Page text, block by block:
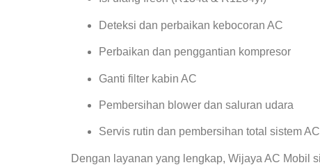
Deteksi dan perbaikan kebocoran AC
Perbaikan dan penggantian kompresor
Ganti filter kabin AC
Pembersihan blower dan saluran udara
Servis rutin dan pembersihan total sistem AC
Dengan layanan yang lengkap, Wijaya AC Mobil